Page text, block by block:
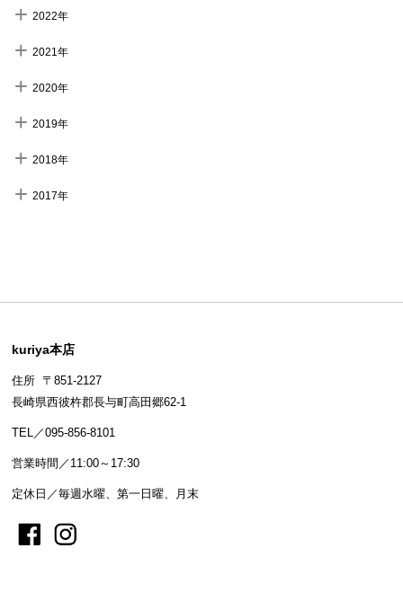
2022年
2021年
2020年
2019年
2018年
2017年
kuriya本店
住所 〒851-2127
長崎県西彼杵郡長与町高田郷62-1
TEL／095-856-8101
営業時間／11:00～17:30
定休日／毎週水曜、第一日曜、月末